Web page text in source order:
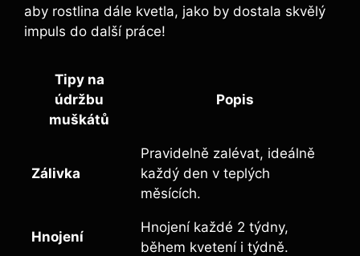
aby rostlina dále kvetla, jako by dostala skvělý
impuls do další práce!
Tipy na
údržbu
muškátů
Popis
Zálivka
Pravidelně zalévat, ideálně
každý den v teplých
měsících.
Hnojení
Hnojení každé 2 týdny,
během kvetení i týdně.